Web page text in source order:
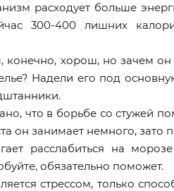
расходует больше
300-400 лишних
хорош, но зачем он
Надели его под
что в борьбе со стужей
он занимает немного, зато
расслабиться на
обязательно поможет.
стрессом, только